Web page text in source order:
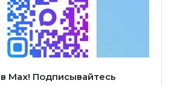
Мах! Подписывайтесь